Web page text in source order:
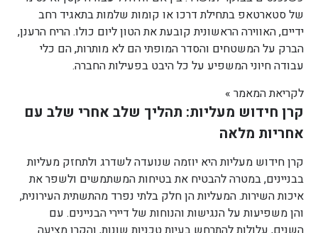
של סטארטאפ בתחילת דרכו או קומות שלמות בתאגיד רחב
ידיים, האווירה הראשונית קובעת את הטון ליום כולו. הריח הרענן,
הברק על המשטחים והסדר המופתי הם לא מותרות, הם כלי
עבודה חיוני המשפיע על כל היבט בפעילות החברה.
לקריאת המאמר »
קרן חידוש מעליות: תהליך שלב אחרי שלב עם
אחריות מלאה
קרן חידוש מעליות היא יוזמה שנועדה לשדרג ולתחזק מעליות
בבניינים, במטרה להבטיח את בטיחות המשתמשים ולשפר את
איכות השירות. המעליות הן חלק בלתי נפרד מהתשתית העירונית,
והן משפיעות על הנגישות והנוחות של דיירי הבניינים. עם